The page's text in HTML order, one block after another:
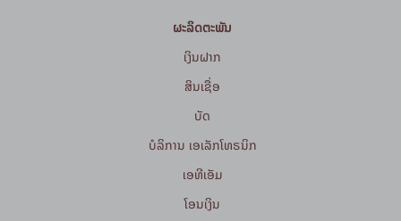
ຜະລິດຕະພັນ
ເງິນຝາກ
ສິນເຊື່ອ
ບັດ
ບໍລິການ ເອເລັກໂທຣນິກ
ເອທີເອັມ
ໂອນເງິນ